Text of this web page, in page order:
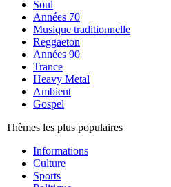
Soul
Années 70
Musique traditionnelle
Reggaeton
Années 90
Trance
Heavy Metal
Ambient
Gospel
Thèmes les plus populaires
Informations
Culture
Sports